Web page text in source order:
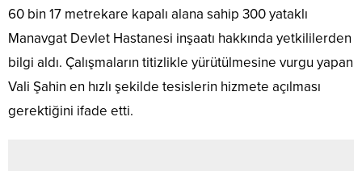
60 bin 17 metrekare kapalı alana sahip 300 yataklı
Manavgat Devlet Hastanesi inşaatı hakkında yetkililerden
bilgi aldı. Çalışmaların titizlikle yürütülmesine vurgu yapan
Vali Şahin en hızlı şekilde tesislerin hizmete açılması
gerektiğini ifade etti.